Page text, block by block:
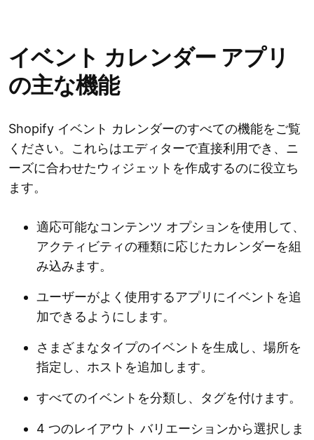
イベント カレンダー アプリ
の主な機能
Shopify イベント カレンダーのすべての機能をご覧
ください。これらはエディターで直接利用でき、ニ
ーズに合わせたウィジェットを作成するのに役立ち
ます。
適応可能なコンテンツ オプションを使用して、
アクティビティの種類に応じたカレンダーを組
み込みます。
ユーザーがよく使用するアプリにイベントを追
加できるようにします。
さまざまなタイプのイベントを生成し、場所を
指定し、ホストを追加します。
すべてのイベントを分類し、タグを付けます。
4 つのレイアウト バリエーションから選択しま